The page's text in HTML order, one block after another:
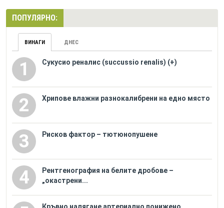
ПОПУЛЯРНО:
ВИНАГИ ДНЕС
1 Сукусио реналис (succussio renalis) (+)
2 Хрипове влажни разнокалибрени на едно място
3 Рисков фактор – тютюнопушене
4
Рентгенография на белите дробове –
„окастрени...